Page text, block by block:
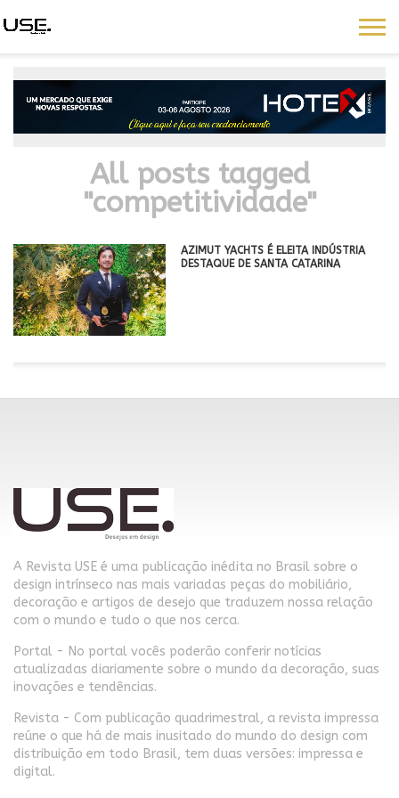
All posts tagged
"competitividade"
AZIMUT YACHTS É ELEITA INDÚSTRIA
DESTAQUE DE SANTA CATARINA
A Revista USE é uma publicação inédita no Brasil sobre o
design intrínseco nas mais variadas peças do mobiliário,
decoração e artigos de desejo que traduzem nossa relação
com o mundo e tudo o que nos cerca.
Portal - No portal vocês poderão conferir notícias
atualizadas diariamente sobre o mundo da decoração, suas
inovações e tendências.
Revista - Com publicação quadrimestral, a revista impressa
reúne o que há de mais inusitado do mundo do design com
distribuição em todo Brasil, tem duas versões: impressa e
digital.